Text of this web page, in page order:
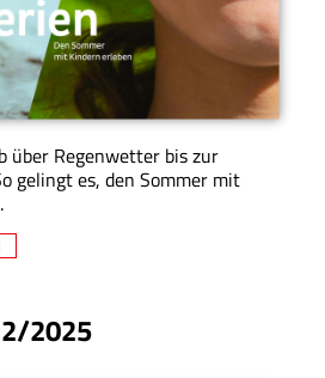
über Regenwetter bis zur
gelingt es, den Sommer mit
2/2025